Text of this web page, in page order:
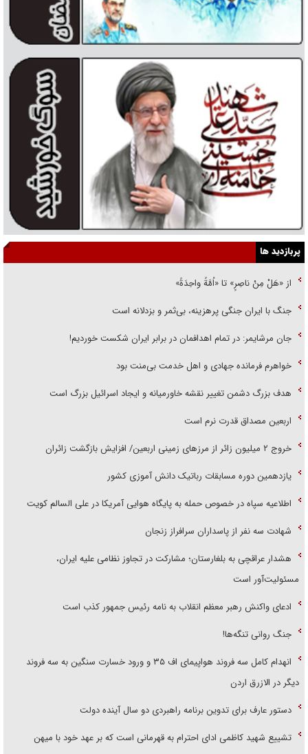
پربازدید ها
از «هَلْ مِنْ ناصِرٍ» تا «اُمَّةً واحِدَةً»
جنگ با ایران جنگی پرهزینه، بی‌ثمر و بزدلانه است
جان مرشایمر: در تمام اهدافمان در برابر ایران شکست خوردیم!
خواهرم فرمانده جهادی و اهل خدمت بی‌منت بود
هدف بزرگ دشمن تغییر نقشه خاورمیانه و ایجاد اسرائیل بزرگ است
اربعین مصداق قدرت نرم است
‌خروج ۲ میلیون زائر از مرز‌های زمینی اربعین/ افزایش بازگشت زائران
یازدهمین دوره مسابقات رباتیک دانش آموزی کشور
اطلاعیه سپاه در خصوص حمله به پایگاه هوایی آمریکا در علی السالم کویت
شهادت سه نفر از پاسداران سرافراز زنجان
هشدار عراقچی به بلغارستان؛ مشارکت در تجاوز نظامی علیه ایران،
مسئولیت‌آور است
ادعای واکنش رهبر معظم انقلاب به نامه رئیس جمهور کذب است
جنگ روانی تنگه‌ها!
انهدام کامل سه فروند هواپیمای اف ۳۵ و ورود خسارت سنگین به سه فروند
دیگر در الازرق اردن
دستور عارف برای تدوین برنامه راهبردی دو سال آینده دولت
تشییع شهید کاظمی ادای احترام به قهرمانی است که بر عهد خود با میهن